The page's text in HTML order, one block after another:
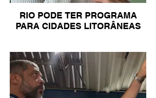
RIO PODE TER PROGRAMA
PARA CIDADES LITORÂNEAS